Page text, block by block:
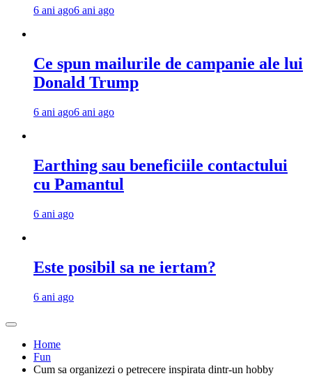
6 ani ago6 ani ago
Ce spun mailurile de campanie ale lui
Donald Trump
6 ani ago6 ani ago
Earthing sau beneficiile contactului
cu Pamantul
6 ani ago
Este posibil sa ne iertam?
6 ani ago
Home
Fun
Cum sa organizezi o petrecere inspirata dintr-un hobby